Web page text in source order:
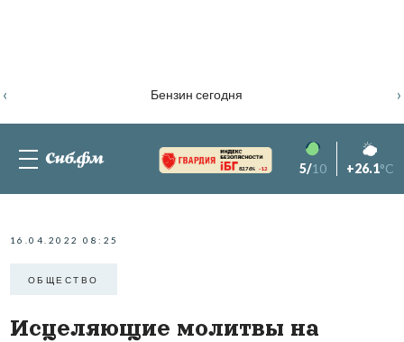
Бензин сегодня
‹ ›
82.76% -1.2 5/10 +26.1°C
16.04.2022 08:25
ОБЩЕСТВО
Исцеляющие молитвы на